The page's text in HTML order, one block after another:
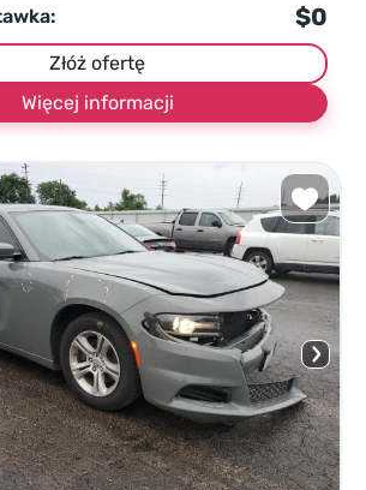
$0
Złóż ofertę
Więcej informacji